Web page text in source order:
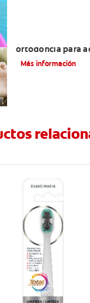
ortodoncia para
Más información